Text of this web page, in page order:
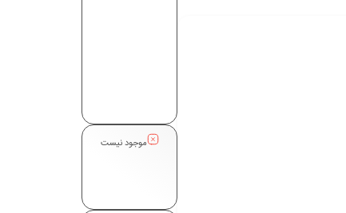
موجود نیست